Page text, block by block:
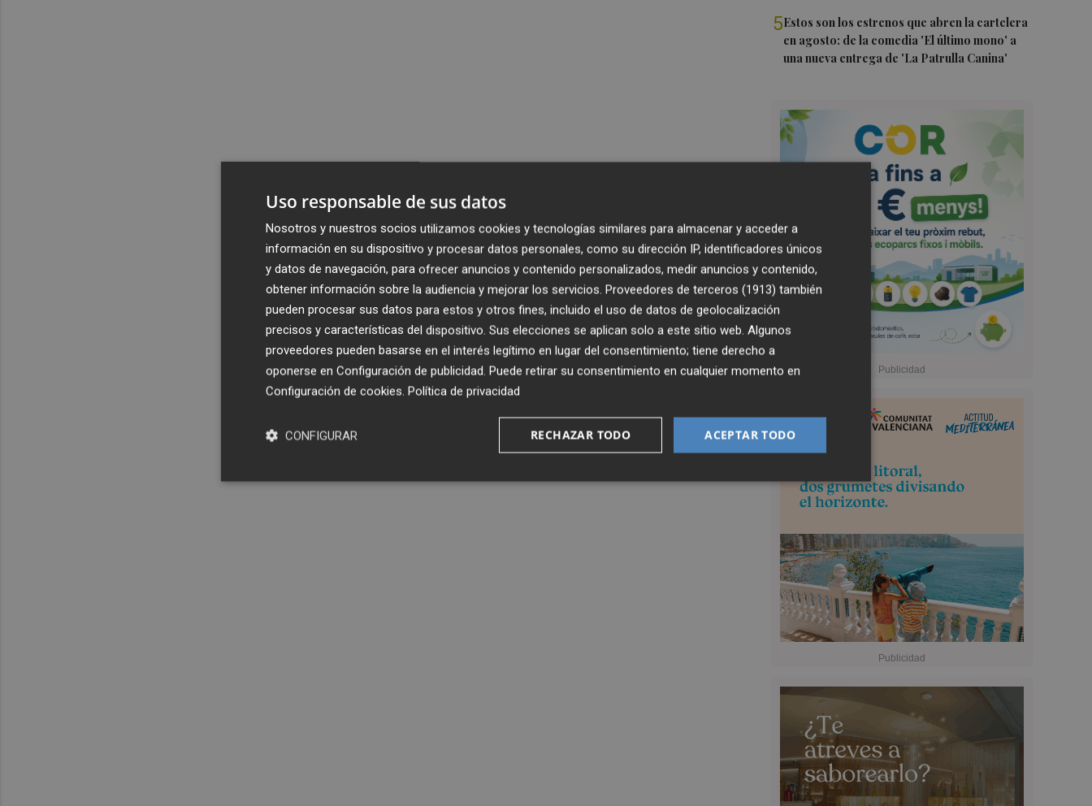
5Estos son los estrenos que abren la cartelera
en agosto: de la comedia 'El último mono' a
una nueva entrega de 'La Patrulla Canina'
Uso responsable de sus datos
Nosotros y nuestros socios utilizamos cookies y tecnologías similares para almacenar y acceder a
información en su dispositivo y procesar datos personales, como su dirección IP, identificadores únicos
y datos de navegación, para ofrecer anuncios y contenido personalizados, medir anuncios y contenido,
obtener información sobre la audiencia y mejorar los servicios. Proveedores de terceros (1913) también
pueden procesar sus datos para estos y otros fines, incluido el uso de datos de geolocalización
precisos y características del dispositivo. Sus elecciones se aplican solo a este sitio web. Algunos
proveedores pueden basarse en el interés legítimo en lugar del consentimiento; tiene derecho a
oponerse en Configuración de publicidad. Puede retirar su consentimiento en cualquier momento en
Configuración de cookies. Política de privacidad
ACEPTAR TODO
RECHAZAR TODO
CONFIGURAR